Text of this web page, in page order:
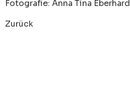
Fotografie: Anna Tina Eberhard
Zurück